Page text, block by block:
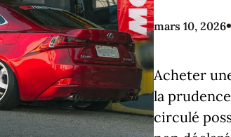
mars 10, 2026•
Acheter
la
circulé